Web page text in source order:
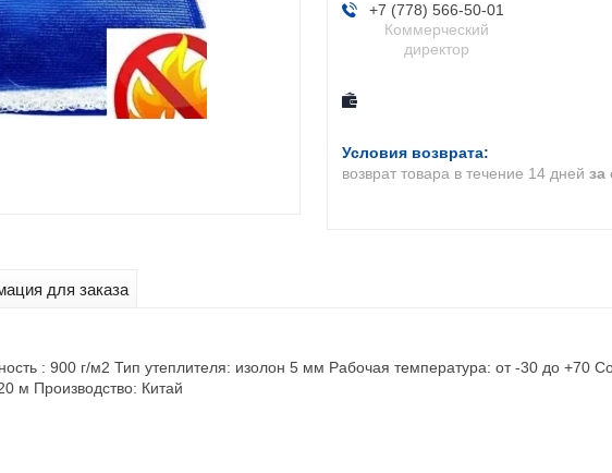
+7 (778) 566-50-01
Коммерческий
директор
возврат товара в течение 14 дней за
для заказа
: 900 г/м2 Тип утеплителя: изолон 5 мм Рабочая температура: от -30 до +70
м Производство: Китай